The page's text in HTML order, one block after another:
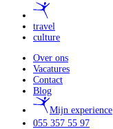
travel
culture
Over ons
Vacatures
Contact
Blog
Mijn experience
055 357 55 97